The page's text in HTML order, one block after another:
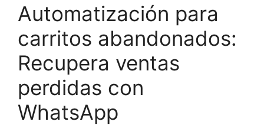
Automatización para
carritos abandonados:
Recupera ventas
perdidas con
WhatsApp